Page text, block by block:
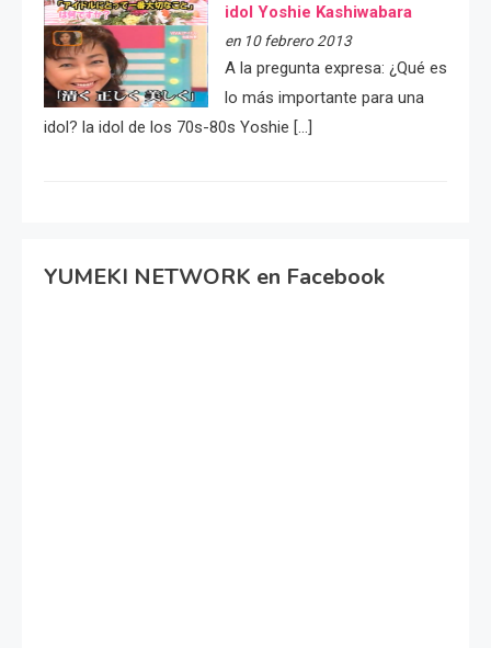
idol Yoshie Kashiwabara
en 10 febrero 2013
A la pregunta expresa: ¿Qué es
lo más importante para una
idol? la idol de los 70s-80s Yoshie […]
YUMEKI NETWORK en Facebook